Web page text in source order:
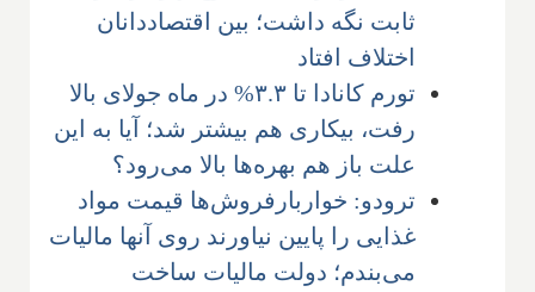
ثابت نگه داشت؛ بین اقتصاددانان
اختلاف افتاد
تورم کانادا تا ۳.۳% در ماه جولای بالا
رفت، بیکاری هم بیشتر شد؛ آیا به این
علت باز هم بهره‌ها بالا می‌رود؟
ترودو: خواربارفروش‌ها قیمت مواد
غذایی را پایین نیاورند روی آنها مالیات
می‌بندم؛ دولت مالیات ساخت